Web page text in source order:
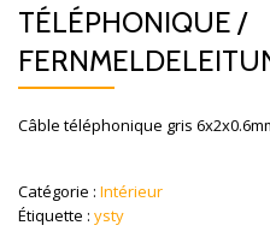
TÉLÉPHONIQUE /
Câble téléphonique gris
Catégorie : Intérieur
Étiquette : ysty